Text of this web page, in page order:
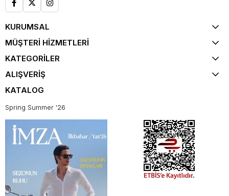
KURUMSAL
MÜŞTERİ HİZMETLERİ
KATEGORİLER
ALIŞVERİŞ
KATALOG
Spring Summer '26